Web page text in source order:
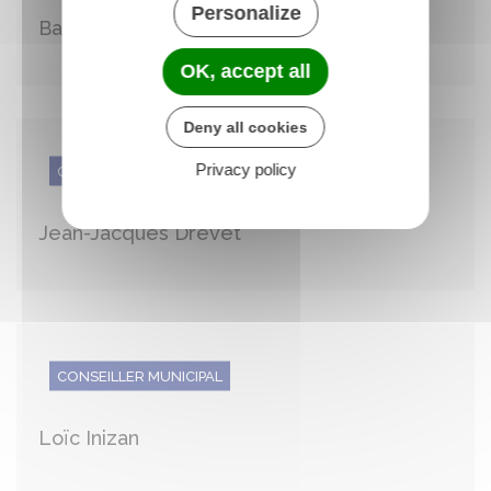
Bastien Bourgeaud
CONSEILLER MUNICIPAL
Jean-Jacques Drevet
CONSEILLER MUNICIPAL
Loïc Inizan
Personalize
OK, accept all
Deny all cookies
Privacy policy